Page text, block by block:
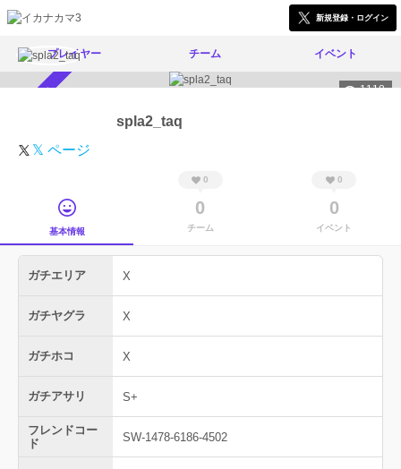
新規登録・ログイン
プレイヤー チーム イベント
1118
spla2_taq
𝕏 ページ
基本情報
0
0
チーム
0
0
イベント
ガチエリア X
ガチヤグラ X
ガチホコ X
ガチアサリ S+
フレンドコー
ド
SW-1478-6186-4502